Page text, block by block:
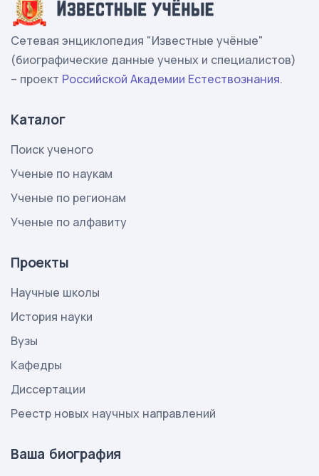
Сетевая энциклопедия "Известные учёные"
(биографические данные ученых и специалистов)
– проект Российской Академии Естествознания.
Каталог
Поиск ученого
Ученые по наукам
Ученые по регионам
Ученые по алфавиту
Проекты
Научные школы
История науки
Вузы
Кафедры
Диссертации
Реестр новых научных направлений
Ваша биография